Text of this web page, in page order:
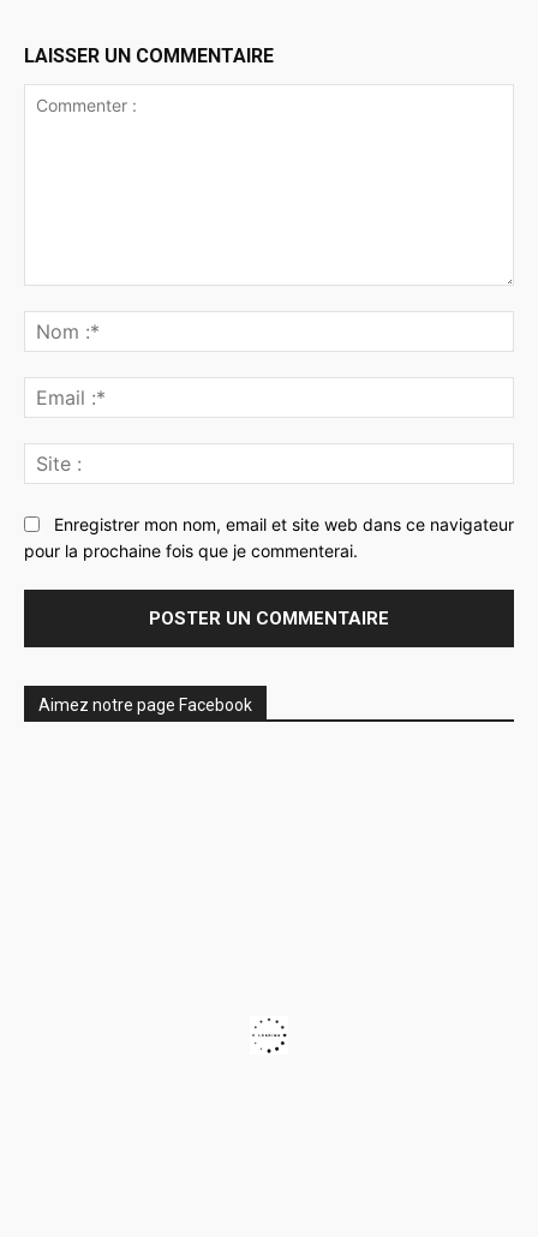
LAISSER UN COMMENTAIRE
:*
:*
:
Enregistrer mon nom, email et site web dans ce navigateur
pour la prochaine fois que je commenterai.
Aimez notre page Facebook